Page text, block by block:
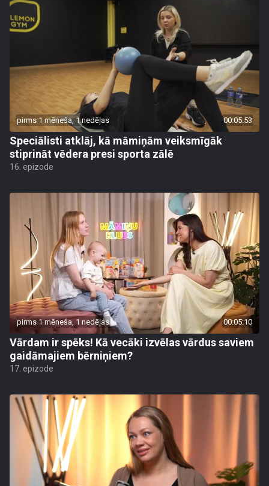
pirms 1 mēneša, 1 nedēļas 00:05:53
Speciālisti atklāj, kā māmiņām veiksmīgāk
stiprināt vēdera presi sporta zālē
16. epizode
pirms 1 mēneša, 1 nedēļas 00:05:10
Vārdam ir spēks! Kā vecāki izvēlas vārdus saviem
gaidāmajiem bērniņiem?
17. epizode